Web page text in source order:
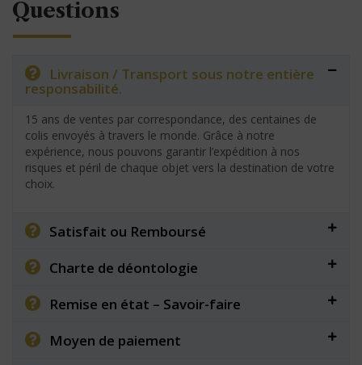
Questions
Livraison / Transport sous notre entière
responsabilité.
15 ans de ventes par correspondance, des centaines de
colis envoyés à travers le monde. Grâce à notre
expérience, nous pouvons garantir l’expédition à nos
risques et péril de chaque objet vers la destination de votre
choix.
Satisfait ou Remboursé
Charte de déontologie
Remise en état – Savoir-faire
Moyen de paiement